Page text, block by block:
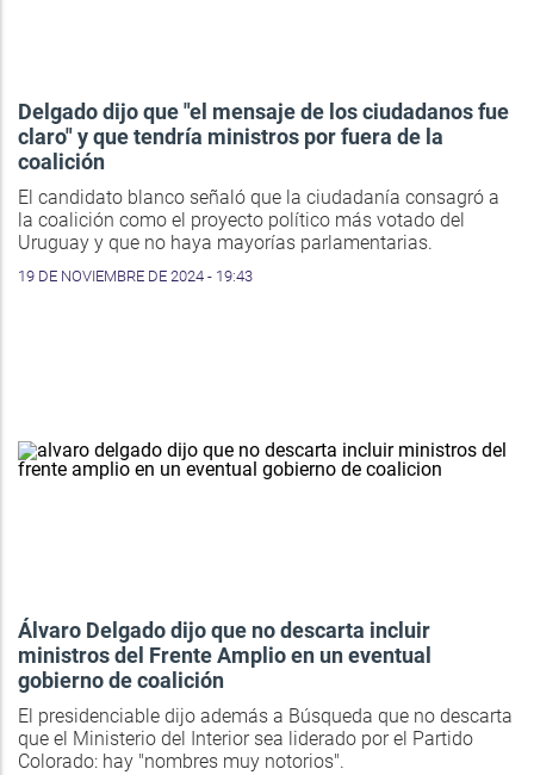
Delgado dijo que "el mensaje de los ciudadanos fue
claro" y que tendría ministros por fuera de la
coalición
El candidato blanco señaló que la ciudadanía consagró a
la coalición como el proyecto político más votado del
Uruguay y que no haya mayorías parlamentarias.
19 DE NOVIEMBRE DE 2024 - 19:43
Álvaro Delgado dijo que no descarta incluir
ministros del Frente Amplio en un eventual
gobierno de coalición
El presidenciable dijo además a Búsqueda que no descarta
que el Ministerio del Interior sea liderado por el Partido
Colorado: hay "nombres muy notorios".